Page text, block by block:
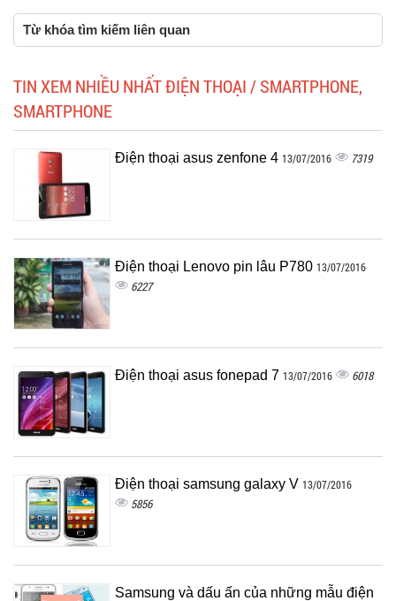
Từ khóa tìm kiếm liên quan
TIN XEM NHIỀU NHẤT ĐIỆN THOẠI / SMARTPHONE,
SMARTPHONE
Điện thoại asus zenfone 4 13/07/2016 7319
Điện thoại Lenovo pin lâu P780 13/07/2016
6227
Điện thoại asus fonepad 7 13/07/2016 6018
Điện thoại samsung galaxy V 13/07/2016
5856
Samsung và dấu ấn của những mẫu điện